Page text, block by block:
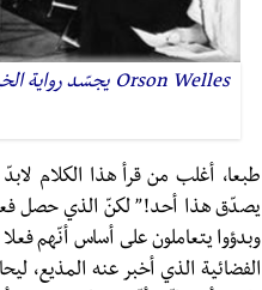
طبعا، أغلب من قرأ هذا الكلام
يصدّق هذا أحد!” لكنّ الذي حصل
وبدؤوا يتعاملون على أساس أنّهم
الفضائية الذي أخبر عنه المذيع،